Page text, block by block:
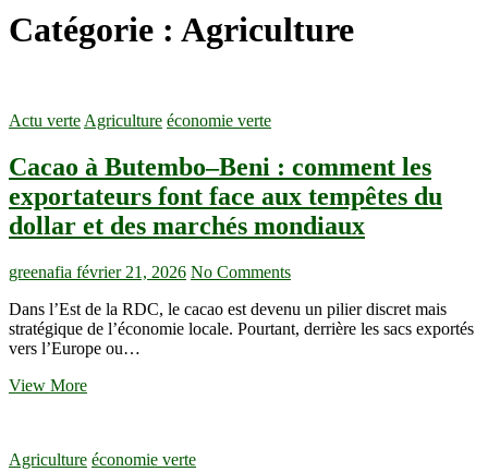
Catégorie : Agriculture
Actu verte Agriculture économie verte
Cacao à Butembo–Beni : comment les
exportateurs font face aux tempêtes du
dollar et des marchés mondiaux
greenafia février 21, 2026 No Comments
Dans l’Est de la RDC, le cacao est devenu un pilier discret mais
stratégique de l’économie locale. Pourtant, derrière les sacs exportés
vers l’Europe ou…
View MoreCacao
:
Agriculture économie verte